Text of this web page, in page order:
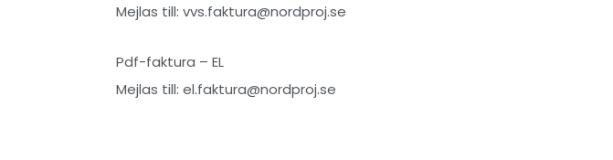
Mejlas till: vvs.faktura@nordproj.se
Pdf-faktura – EL
Mejlas till: el.faktura@nordproj.se